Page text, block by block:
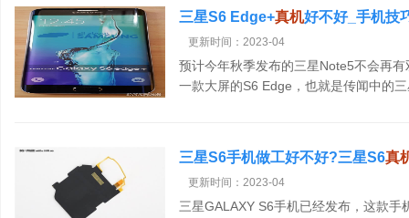
三星S6 Edge+真机好不好_手机技
更新时间：2023-04
预计今年秋季发布的三星Note5不会再
一款大屏的S6 Edge，也就是传闻中的
三星S6手机做工好不好?三星S6真
更新时间：2023-04
三星GALAXY S6手机已经发布，这款